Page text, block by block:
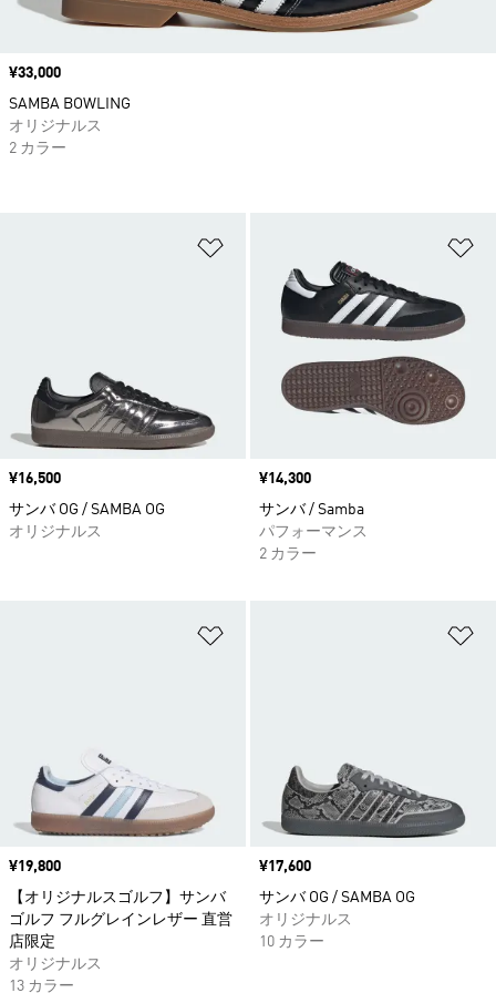
価格
¥16,500
サンバ OG / SAMBA OG
オリジナルス
価格
¥14,300
サンバ / Samba
パフォーマンス
2 カラー
価格
¥19,800
【オリジナルスゴルフ】サンバ
ゴルフ フルグレインレザー 直営
店限定
オリジナルス
13 カラー
価格
¥17,600
サンバ OG / SAMBA OG
オリジナルス
10 カラー
価格
¥33,000
SAMBA BOWLING
オリジナルス
2 カラー